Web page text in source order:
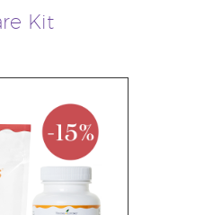
Kit